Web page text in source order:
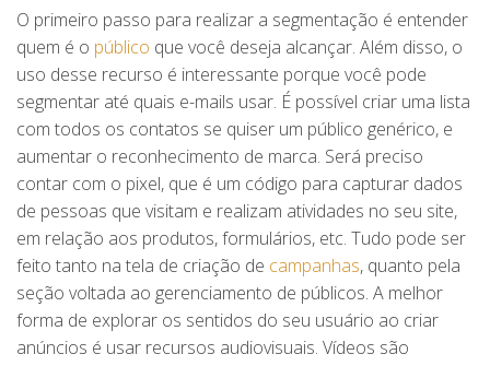
O primeiro passo para realizar a segmentação é entender
quem é o público que você deseja alcançar. Além disso, o
uso desse recurso é interessante porque você pode
segmentar até quais e-mails usar. É possível criar uma lista
com todos os contatos se quiser um público genérico, e
aumentar o reconhecimento de marca. Será preciso
contar com o pixel, que é um código para capturar dados
de pessoas que visitam e realizam atividades no seu site,
em relação aos produtos, formulários, etc. Tudo pode ser
feito tanto na tela de criação de campanhas, quanto pela
seção voltada ao gerenciamento de públicos. A melhor
forma de explorar os sentidos do seu usuário ao criar
anúncios é usar recursos audiovisuais. Vídeos são